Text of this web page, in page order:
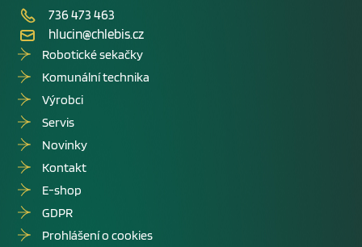
736 473 463
hlucin@chlebis.cz
Robotické sekačky
Komunální technika
Výrobci
Servis
Novinky
Kontakt
E-shop
GDPR
Prohlášení o cookies